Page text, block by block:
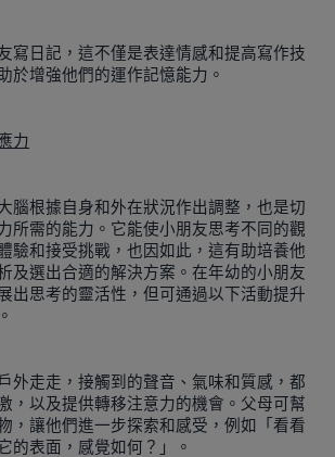
寫日記，這不僅是表達情感和提高寫作技
於增強他們的運作記憶能力。
力
腦根據自身和外在狀況作出調整，也是切
所需的能力。它能使小朋友思考不同的觀
驗和接受挑戰，也因如此，這有助培養他
及選出合適的解決方案。在年幼的小朋友
出思考的靈活性，但可通過以下活動提升
外走走，接觸到的聲音、氣味和質感，都
，以及提供轉移注意力的機會。父母可幫
，讓他們進一步探索和感受，例如「看看
的表面，感覺如何？」。